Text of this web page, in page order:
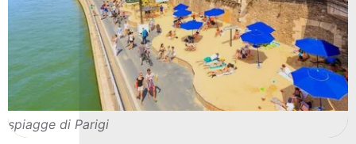
spiagge di Parigi